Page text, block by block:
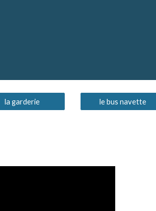
la garderie le bus navette